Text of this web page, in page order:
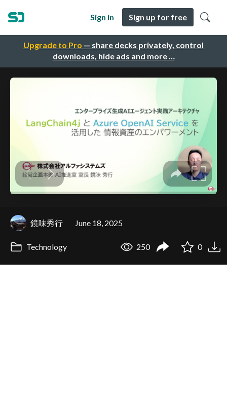
Upgrade to Pro — share decks privately, control
downloads, hide ads and more …
Sign in Sign up for free
鏡味秀行 June 18, 2025
Technology 250 0